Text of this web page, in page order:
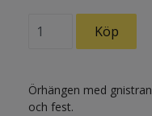
Örhängen med
och fest.